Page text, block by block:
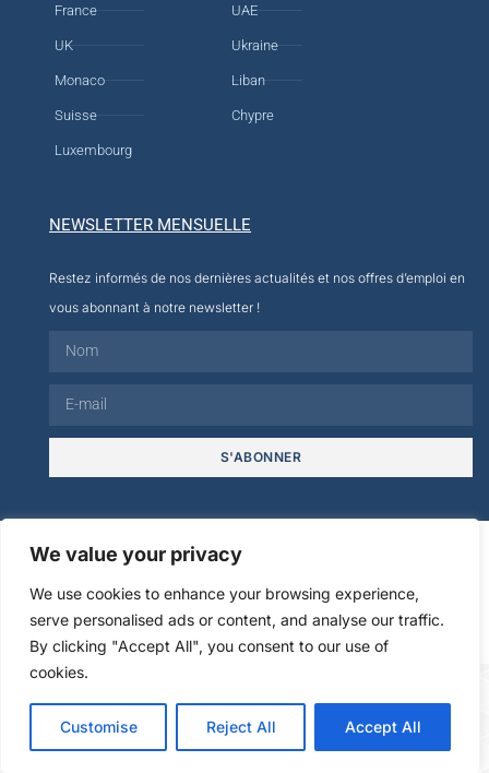
We value your privacy
We use cookies to enhance your browsing experience,
serve personalised ads or content, and analyse our traffic.
By clicking "Accept All", you consent to our use of
cookies.
Customise Reject All Accept All
France
UK
Monaco
Suisse
Luxembourg
UAE
Ukraine
Liban
Chypre
NEWSLETTER MENSUELLE
Restez informés de nos dernières actualités et nos offres d’emploi en
vous abonnant à notre newsletter !
S'ABONNER
© 2026
légales
Politique de
confidentialité
FR
RU AR